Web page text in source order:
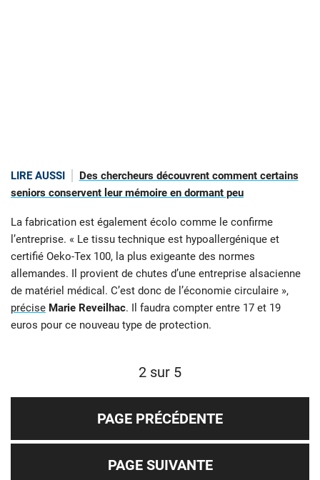
LIRE AUSSI
Des chercheurs découvrent comment certains
seniors conservent leur mémoire en dormant peu
La fabrication est également écolo comme le confirme
l’entreprise. « Le tissu technique est hypoallergénique et
certifié Oeko-Tex 100, la plus exigeante des normes
allemandes. Il provient de chutes d’une entreprise alsacienne
de matériel médical. C’est donc de l’économie circulaire »,
précise Marie Reveilhac. Il faudra compter entre 17 et 19
euros pour ce nouveau type de protection.
2 sur 5
PAGE PRÉCÉDENTE
PAGE SUIVANTE